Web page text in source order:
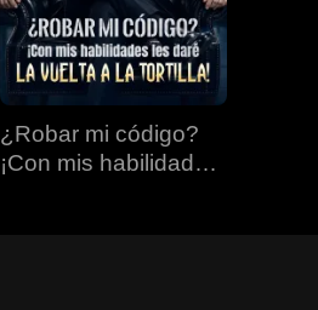
¿Robar mi código?
¡Con mis habilidades